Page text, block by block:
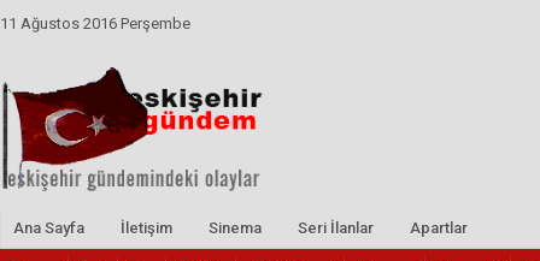
11 Ağustos 2016 Perşembe
Ana Sayfa İletişim Sinema Seri İlanlar Apartlar